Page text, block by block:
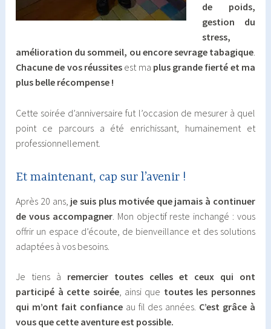
de poids,
gestion du
stress,
amélioration du sommeil, ou encore sevrage tabagique.
Chacune de vos réussites est ma plus grande fierté et ma
plus belle récompense !
Cette soirée d’anniversaire fut l’occasion de mesurer à quel
point ce parcours a été enrichissant, humainement et
professionnellement.
Et maintenant, cap sur l’avenir !
Après 20 ans, je suis plus motivée que jamais à continuer
de vous accompagner. Mon objectif reste inchangé : vous
offrir un espace d’écoute, de bienveillance et des solutions
adaptées à vos besoins.
Je tiens à remercier toutes celles et ceux qui ont
participé à cette soirée, ainsi que toutes les personnes
qui m’ont fait confianceau fil des années. C’est grâce à
vous que cette aventure est possible.